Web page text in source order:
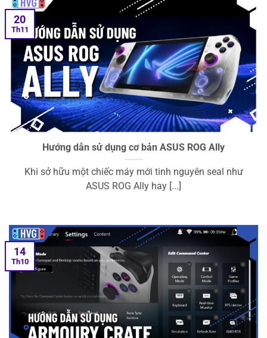
Hướng dẫn sử dụng cơ bản ASUS ROG Ally
Khi sở hữu một chiếc máy mới tinh nguyên seal như
ASUS ROG Ally hay [...]
20
Th11
14
Th10